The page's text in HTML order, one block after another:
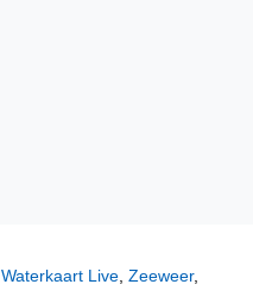
Waterkaart Live, Zeeweer,